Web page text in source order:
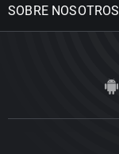
SOBRE NOSOTROS